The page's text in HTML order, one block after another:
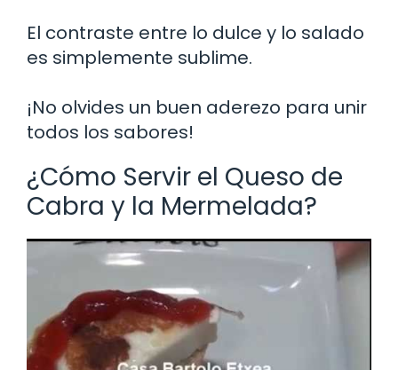
El contraste entre lo dulce y lo salado
es simplemente sublime.
¡No olvides un buen aderezo para unir
todos los sabores!
¿Cómo Servir el Queso de
Cabra y la Mermelada?